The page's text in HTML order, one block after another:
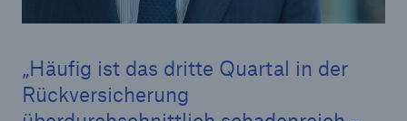
Häufig ist das dritte Quartal in der
Rückversicherung
71.8%